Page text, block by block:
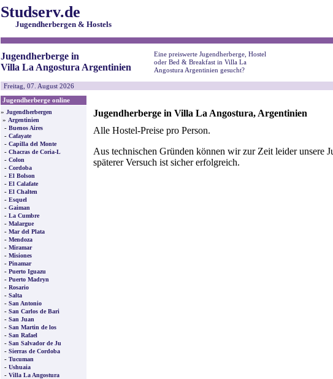
Studserv.de
Jugendherbergen & Hostels
Jugendherberge in
Villa La Angostura Argentinien
Eine preiswerte Jugendherberge, Hostel
oder Bed & Breakfast in Villa La
Angostura Argentinien gesucht?
Freitag, 07. August 2026
Jugendherberge online
» Jugendherbergen
» Argentinien
- Buenos Aires
- Cafayate
- Capilla del Monte
- Chacras de Coria-L
- Colon
- Cordoba
- El Bolson
- El Calafate
- El Chalten
- Esquel
- Gaiman
- La Cumbre
- Malargue
- Mar del Plata
- Mendoza
- Miramar
- Misiones
- Pinamar
- Puerto Iguazu
- Puerto Madryn
- Rosario
- Salta
- San Antonio
- San Carlos de Bari
- San Juan
- San Martin de los
- San Rafael
- San Salvador de Ju
- Sierras de Cordoba
- Tucuman
- Ushuaia
- Villa La Angostura
Jugendherberge in Villa La Angostura, Argentinien
Alle Hostel-Preise pro Person.
Aus technischen Gründen können wir zur Zeit leider unsere
späterer Versuch ist sicher erfolgreich.